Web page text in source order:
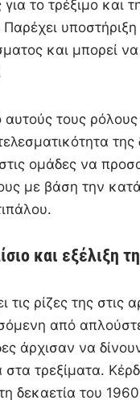
το τρέξιμο και
Παρέχει υποστήριξη
και μπορεί να
τους
της
ομάδες να
με βάση την
και εξέλιξη
τις ρίζες της στις
από
άρχισαν να
στα τρεξίματα.
δεκαετία του